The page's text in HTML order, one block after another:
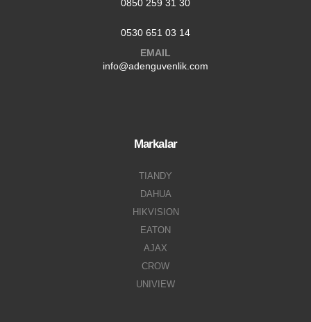
0850 259 31 30
0530 651 03 14
EMAIL
info@adenguvenlik.com
Markalar
TIANDY
DAHUA
HIKVISION
EATON
AJAX
CROW
UNIVIEW